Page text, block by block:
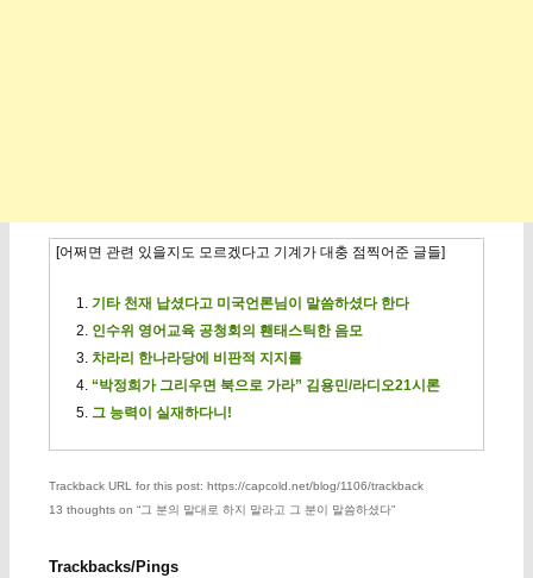
[어쩌면 관련 있을지도 모르겠다고 기계가 대충 점찍어준 글들]
기타 천재 납셨다고 미국언론님이 말씀하셨다 한다
인수위 영어교육 공청회의 홴태스틱한 음모
차라리 한나라당에 비판적 지지를
“박정희가 그리우면 북으로 가라” 김용민/라디오21시론
그 능력이 실재하다니!
Trackback URL for this post: https://capcold.net/blog/1106/trackback
13 thoughts on “그 분의 말대로 하지 말라고 그 분이 말씀하셨다”
Trackbacks/Pings